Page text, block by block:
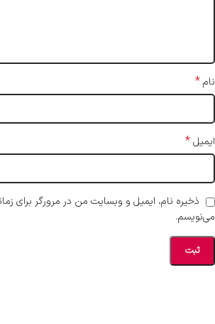
نام*
ایمیل*
ذخیره نام، ایمیل و وبسایت من در مرورگر برای
می‌نویسم.